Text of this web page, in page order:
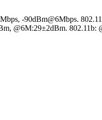
-90dBm@6Mbps.
@6M:29±2dBm. 802.11b: